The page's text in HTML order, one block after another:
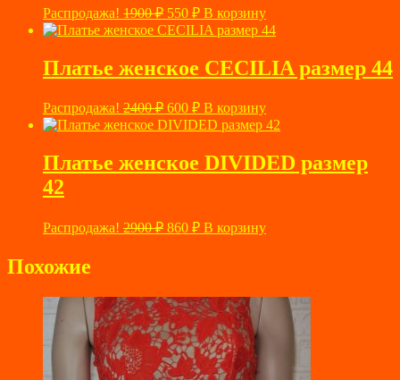
Распродажа! 1900₽ Первоначальная
цена
составляла
1900 ₽.
550 ₽Текущая
цена:
В корзину
Платье женское CECILIA размер 44
Распродажа! 2400₽ Первоначальная
цена
составляла
2400 ₽.
600 ₽Текущая
цена:
В корзину
Платье женское DIVIDED размер
42
Распродажа! 2900₽ Первоначальная
860 ₽Текущая
цена:
В корзину
Похожие